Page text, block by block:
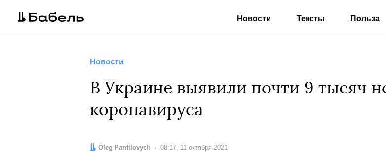
Новости Тексты Польза
Новости
В Украине выявили почти 9 тысяч
коронавируса
Автор:
Oleg Panfilovych Дата:
08:17, 11 октября 2021